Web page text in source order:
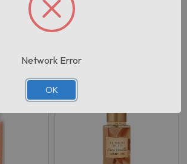
Network Error
OK